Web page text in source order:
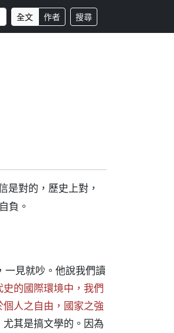
全文 作者 搜尋
是對的，歷史上對，
負。
一見就吵。他說我們讀
史的國際環境中，我們
人之自由，國家之強
其是搞文學的。因為